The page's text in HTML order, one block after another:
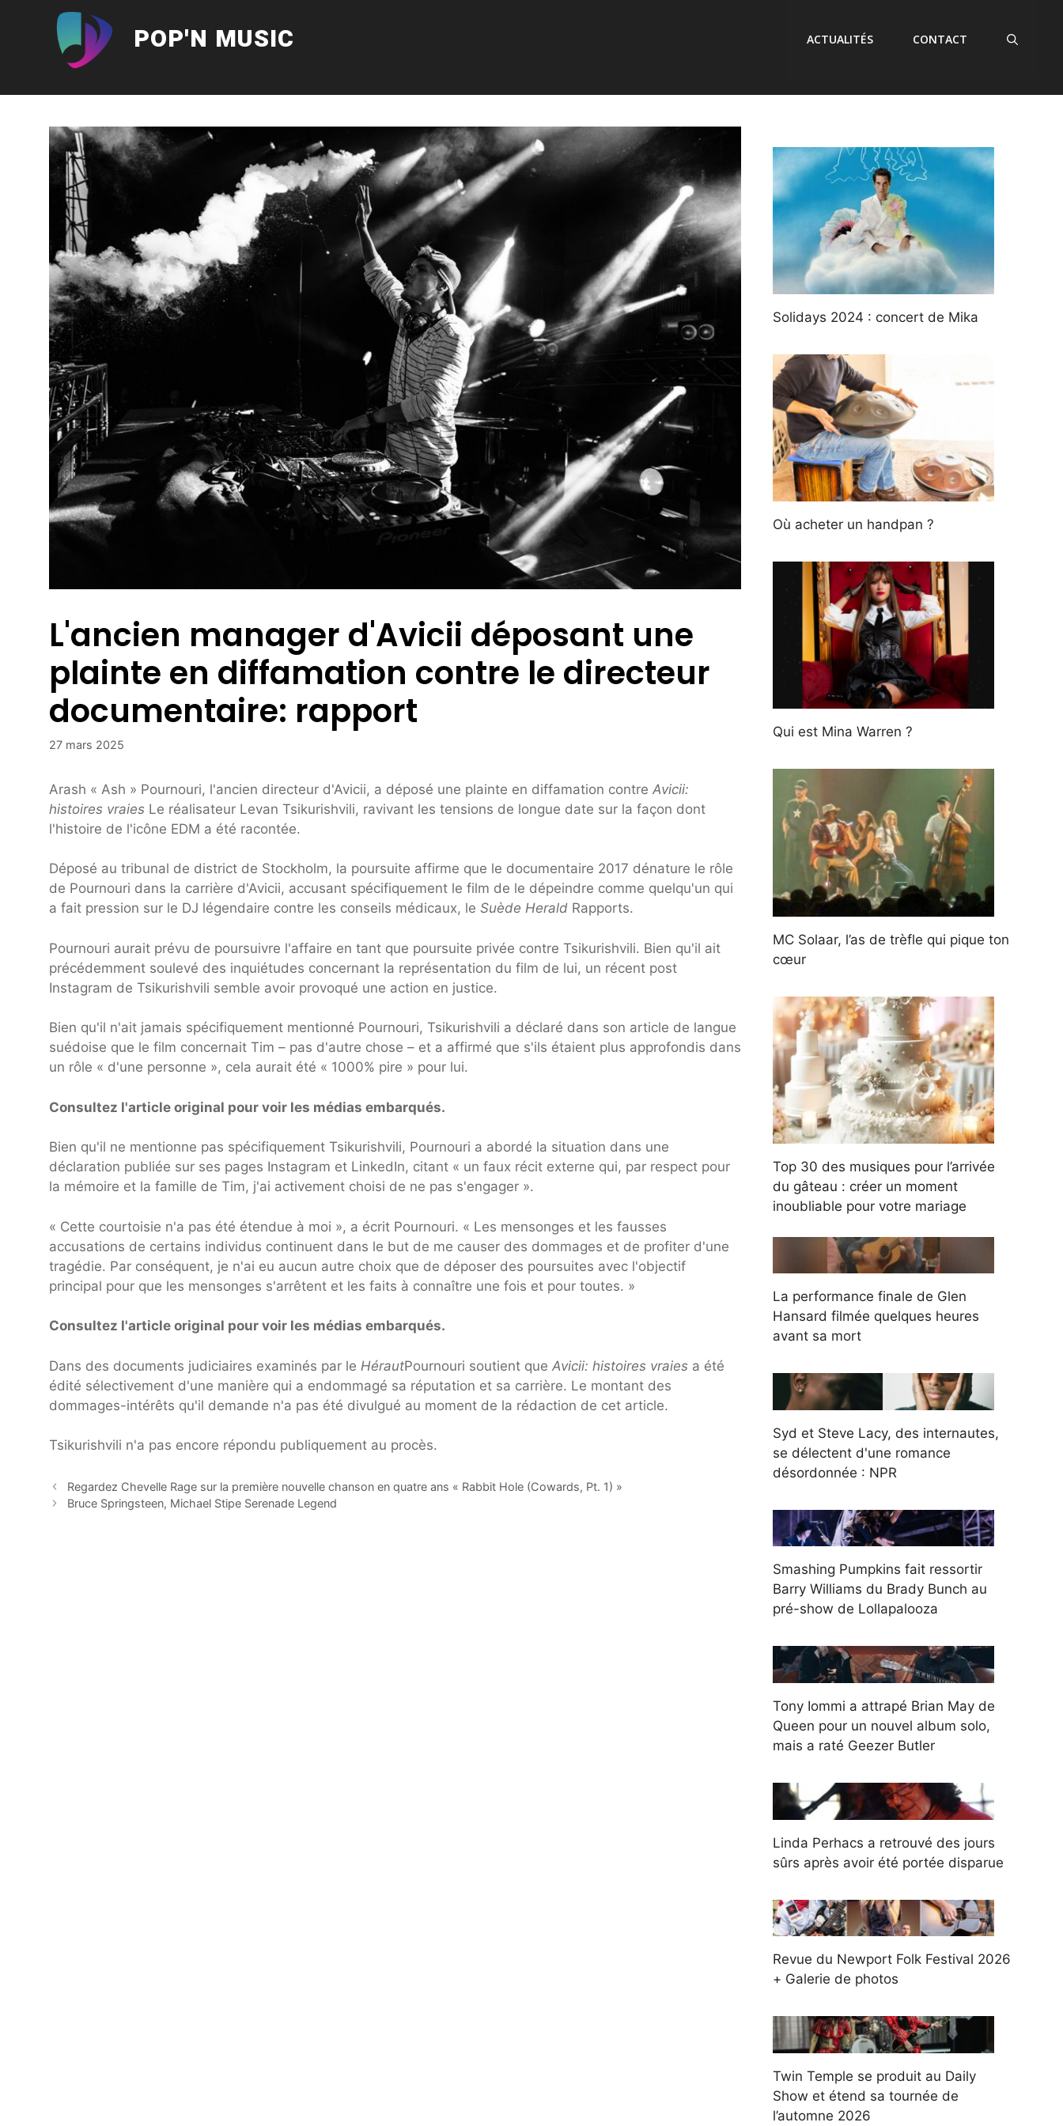
POP'N MUSIC ACTUALITÉS CONTACT
L'ancien manager d'Avicii déposant une
plainte en diffamation contre le directeur
documentaire: rapport
27 mars 2025
Arash « Ash » Pournouri, l'ancien directeur d'Avicii, a déposé une plainte en diffamation contre Avicii:
histoires vraies Le réalisateur Levan Tsikurishvili, ravivant les tensions de longue date sur la façon dont
l'histoire de l'icône EDM a été racontée.
Déposé au tribunal de district de Stockholm, la poursuite affirme que le documentaire 2017 dénature le rôle
de Pournouri dans la carrière d'Avicii, accusant spécifiquement le film de le dépeindre comme quelqu'un qui
a fait pression sur le DJ légendaire contre les conseils médicaux, le Suède Herald Rapports.
Pournouri aurait prévu de poursuivre l'affaire en tant que poursuite privée contre Tsikurishvili. Bien qu'il ait
précédemment soulevé des inquiétudes concernant la représentation du film de lui, un récent post
Instagram de Tsikurishvili semble avoir provoqué une action en justice.
Bien qu'il n'ait jamais spécifiquement mentionné Pournouri, Tsikurishvili a déclaré dans son article de langue
suédoise que le film concernait Tim – pas d'autre chose – et a affirmé que s'ils étaient plus approfondis dans
un rôle « d'une personne », cela aurait été « 1000% pire » pour lui.
Consultez l'article original pour voir les médias embarqués.
Bien qu'il ne mentionne pas spécifiquement Tsikurishvili, Pournouri a abordé la situation dans une
déclaration publiée sur ses pages Instagram et LinkedIn, citant « un faux récit externe qui, par respect pour
la mémoire et la famille de Tim, j'ai activement choisi de ne pas s'engager ».
« Cette courtoisie n'a pas été étendue à moi », a écrit Pournouri. « Les mensonges et les fausses
accusations de certains individus continuent dans le but de me causer des dommages et de profiter d'une
tragédie. Par conséquent, je n'ai eu aucun autre choix que de déposer des poursuites avec l'objectif
principal pour que les mensonges s'arrêtent et les faits à connaître une fois et pour toutes. »
Consultez l'article original pour voir les médias embarqués.
Dans des documents judiciaires examinés par le HérautPournouri soutient que Avicii: histoires vraies a été
édité sélectivement d'une manière qui a endommagé sa réputation et sa carrière. Le montant des
dommages-intérêts qu'il demande n'a pas été divulgué au moment de la rédaction de cet article.
Tsikurishvili n'a pas encore répondu publiquement au procès.
Regardez Chevelle Rage sur la première nouvelle chanson en quatre ans « Rabbit Hole (Cowards, Pt. 1) »
Bruce Springsteen, Michael Stipe Serenade Legend
Solidays 2024 : concert de Mika
Où acheter un handpan ?
Qui est Mina Warren ?
MC Solaar, l’as de trèfle qui pique ton
cœur
Top 30 des musiques pour l’arrivée
du gâteau : créer un moment
inoubliable pour votre mariage
La performance finale de Glen
Hansard filmée quelques heures
avant sa mort
Syd et Steve Lacy, des internautes,
se délectent d'une romance
désordonnée : NPR
Smashing Pumpkins fait ressortir
Barry Williams du Brady Bunch au
pré-show de Lollapalooza
Tony Iommi a attrapé Brian May de
Queen pour un nouvel album solo,
mais a raté Geezer Butler
Linda Perhacs a retrouvé des jours
sûrs après avoir été portée disparue
Revue du Newport Folk Festival 2026
+ Galerie de photos
Twin Temple se produit au Daily
Show et étend sa tournée de
l’automne 2026